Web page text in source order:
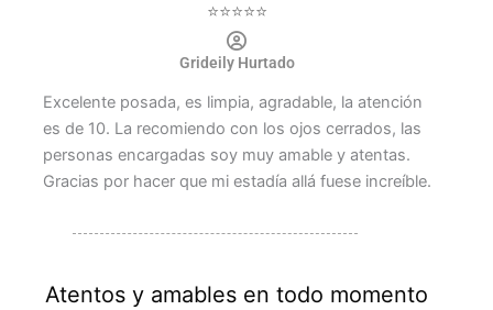
⭐⭐⭐⭐⭐
Grideily Hurtado
Excelente posada, es limpia, agradable, la atención
es de 10. La recomiendo con los ojos cerrados, las
personas encargadas soy muy amable y atentas.
Gracias por hacer que mi estadía allá fuese increíble.
Atentos y amables en todo momento